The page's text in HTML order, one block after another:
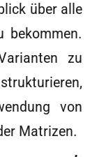
über alle
bekommen.
zu
von
Matrizen.